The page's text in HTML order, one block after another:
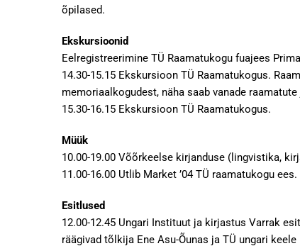
õpilased.
Ekskursioonid
Eelregistreerimine TÜ Raamatukogu fuajees
14.30-15.15 Ekskursioon TÜ Raamatukogus.
memoriaalkogudest, näha saab vanade
15.30-16.15 Ekskursioon TÜ Raamatukogus.
Müük
10.00-19.00 Võõrkeelse kirjanduse (lingvistika,
11.00-16.00 Utlib Market ’04 TÜ raamatukogu
Esitlused
12.00-12.45 Ungari Instituut ja kirjastus Varrak
räägivad tõlkija Ene Asu-Õunas ja TÜ ungari